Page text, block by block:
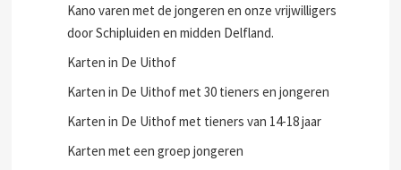
Kano varen met de jongeren en onze vrijwilligers
door Schipluiden en midden Delfland.
Karten in De Uithof
Karten in De Uithof met 30 tieners en jongeren
Karten in De Uithof met tieners van 14-18 jaar
Karten met een groep jongeren